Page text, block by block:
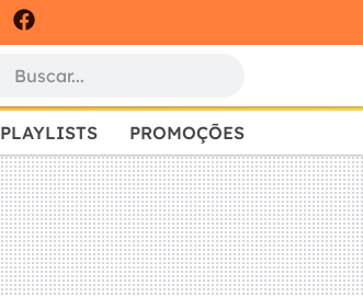
PLAYLISTS PROMOÇÕES